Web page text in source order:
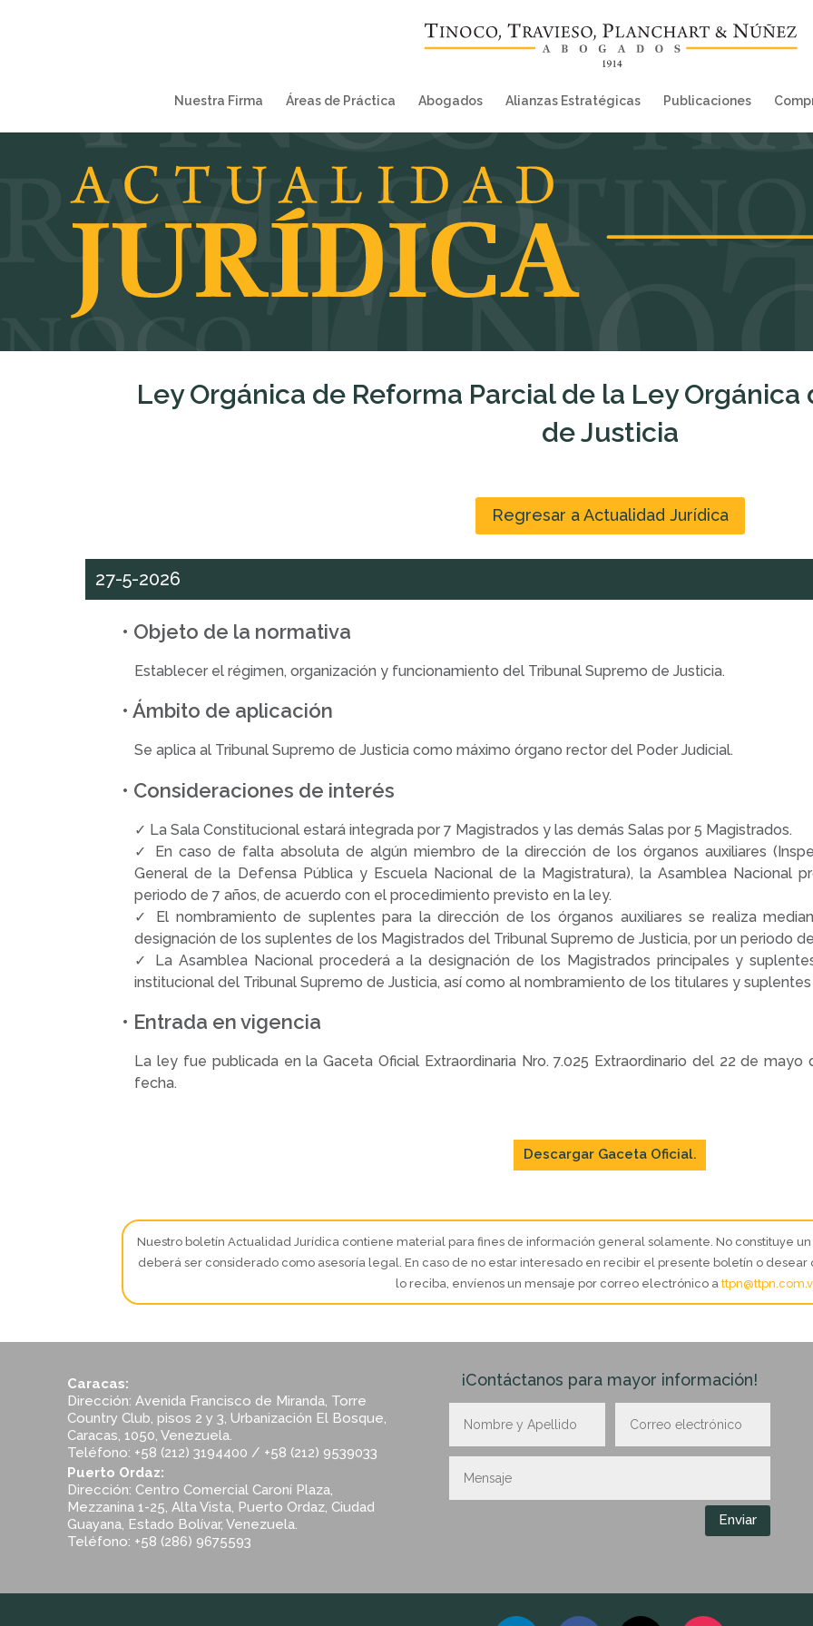
Nuestra Firma Áreas de Práctica Abogados Alianzas Estratégicas Publicaciones
Ley Orgánica de Reforma Parcial de la Ley
de Justicia
Regresar a Actualidad Jurídica
27-5-2026
• Objeto de la normativa
Establecer el régimen, organización y funcionamiento del Tribunal Supremo de Justicia.
• Ámbito de aplicación
Se aplica al Tribunal Supremo de Justicia como máximo órgano rector del Poder Judicial.
• Consideraciones de interés
✓ La Sala Constitucional estará integrada por 7 Magistrados y las demás Salas por 5 Magistrados.
✓ En caso de falta absoluta de algún miembro de la dirección de los órganos auxiliares
General de la Defensa Pública y Escuela Nacional de la Magistratura), la Asamblea Nacional
periodo de 7 años, de acuerdo con el procedimiento previsto en la ley.
✓ El nombramiento de suplentes para la dirección de los órganos auxiliares se realiza
designación de los suplentes de los Magistrados del Tribunal Supremo de Justicia, por un periodo
✓ La Asamblea Nacional procederá a la designación de los Magistrados principales y
institucional del Tribunal Supremo de Justicia, así como al nombramiento de los titulares y
• Entrada en vigencia
La ley fue publicada en la Gaceta Oficial Extraordinaria Nro. 7.025 Extraordinario del 22 de
fecha.
Descargar Gaceta Oficial.
Nuestro boletín Actualidad Jurídica contiene material para fines de información general solamente. No constituye
deberá ser considerado como asesoría legal. En caso de no estar interesado en recibir el presente boletín o
lo reciba, envíenos un mensaje por correo electrónico a
Caracas:
Dirección: Avenida Francisco de Miranda, Torre
Country Club, pisos 2 y 3, Urbanización El Bosque,
Caracas, 1050, Venezuela.
Teléfono: +58 (212) 3194400 / +58 (212) 9539033
Puerto Ordaz:
Dirección: Centro Comercial Caroní Plaza,
Mezzanina 1-25, Alta Vista, Puerto Ordaz, Ciudad
Guayana, Estado Bolívar, Venezuela.
Teléfono: +58 (286) 9675593
¡Contáctanos para mayor información!
Enviar